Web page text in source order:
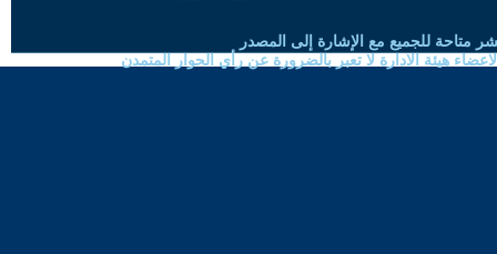
متاحة للجميع مع الإشارة إلى المصدر
هيئة الادارة لا تعبر بالضرورة عن رأي الحوار المتمدن